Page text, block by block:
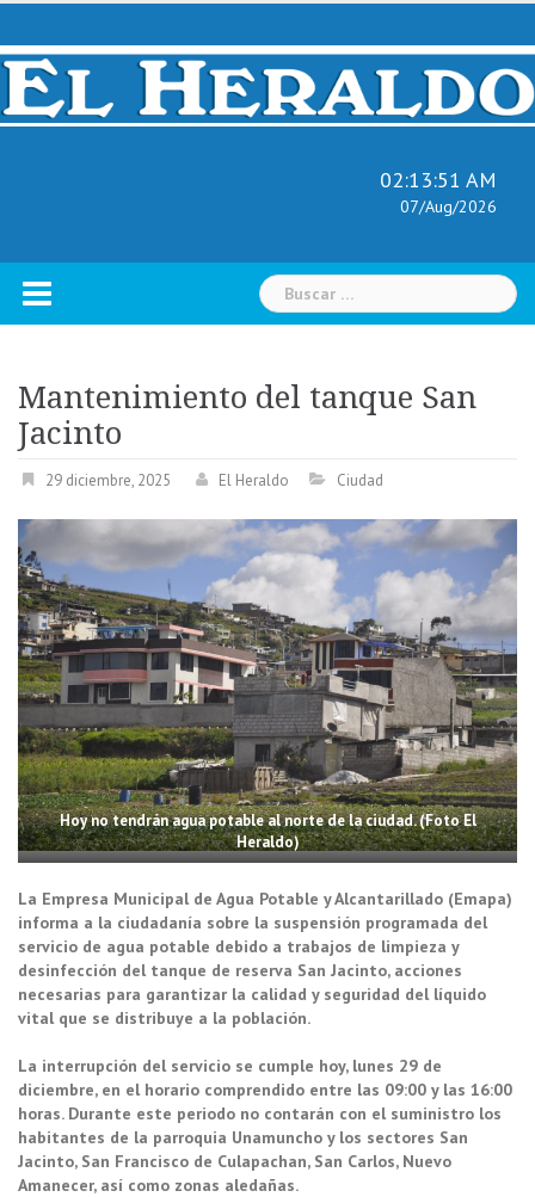
Skip
content
02:13:52 AM
07/Aug/2026
Buscar:
Mantenimiento del tanque San
Jacinto
29 diciembre, 2025 El Heraldo Ciudad
Hoy no tendrán agua potable al norte de la ciudad. (Foto El
Heraldo)
La Empresa Municipal de Agua Potable y Alcantarillado (Emapa)
informa a la ciudadanía sobre la suspensión programada del
servicio de agua potable debido a trabajos de limpieza y
desinfección del tanque de reserva San Jacinto, acciones
necesarias para garantizar la calidad y seguridad del líquido
vital que se distribuye a la población.
La interrupción del servicio se cumple hoy, lunes 29 de
diciembre, en el horario comprendido entre las 09:00 y las 16:00
horas. Durante este periodo no contarán con el suministro los
habitantes de la parroquia Unamuncho y los sectores San
Jacinto, San Francisco de Culapachan, San Carlos, Nuevo
Amanecer, así como zonas aledañas.